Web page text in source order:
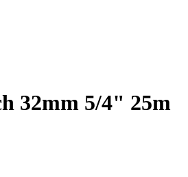
32mm 5/4" 25m